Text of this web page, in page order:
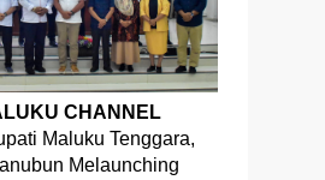
CHANNEL
Maluku Tenggara,
Melaunching